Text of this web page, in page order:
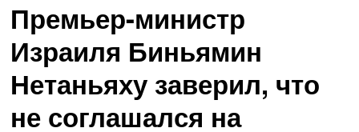
Премьер-министр
Израиля Биньямин
Нетаньяху заверил, что
не соглашался на